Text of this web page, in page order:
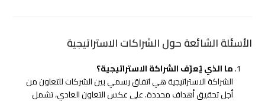
الأسئلة الشائعة حول الشراكات الاستراتيجية
ما الذي يُعرّف الشراكة الاستراتيجية؟
الشراكة الاستراتيجية هي اتفاق رسمي بين الشركات للتعاون من
أجل تحقيق أهداف محددة. على عكس التعاون العادي، تشمل